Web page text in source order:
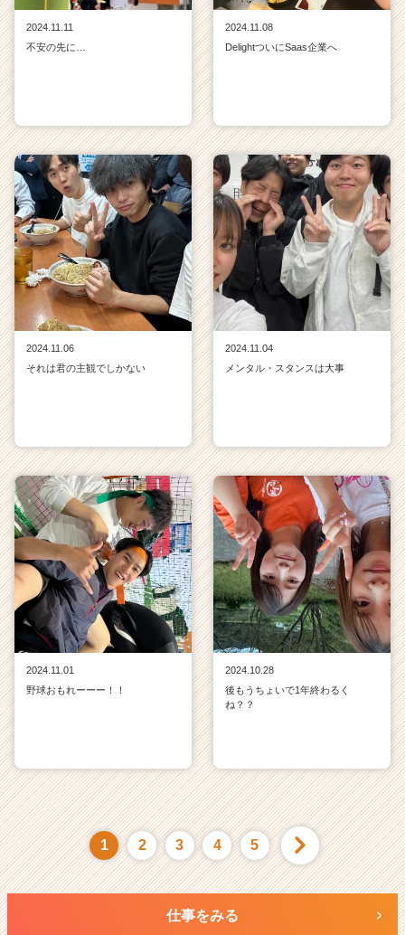
2024.11.11
不安の先に…
2024.11.08
DelightついにSaas企業へ
2024.11.06
それは君の主観でしかない
2024.11.04
メンタル・スタンスは大事
2024.11.01
野球おもれーーー！！
2024.10.28
後もうちょいで1年終わるく
ね？？
1 2 3 4 5
仕事をみる